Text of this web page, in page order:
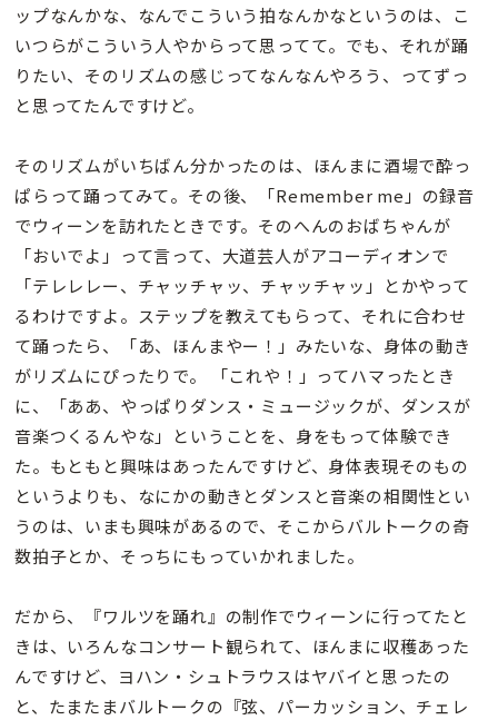
ップなんかな、なんでこういう拍なんかなというのは、こ
いつらがこういう人やからって思ってて。でも、それが踊
りたい、そのリズムの感じってなんなんやろう、ってずっ
と思ってたんですけど。
そのリズムがいちばん分かったのは、ほんまに酒場で酔っ
ぱらって踊ってみて。その後、「Remember me」の録音
でウィーンを訪れたときです。そのへんのおばちゃんが
「おいでよ」って言って、大道芸人がアコーディオンで
「テレレレー、チャッチャッ、チャッチャッ」とかやって
るわけですよ。ステップを教えてもらって、それに合わせ
て踊ったら、「あ、ほんまやー！」みたいな、身体の動き
がリズムにぴったりで。 「これや！」ってハマったとき
に、「ああ、やっぱりダンス・ミュージックが、ダンスが
音楽つくるんやな」ということを、身をもって体験でき
た。もともと興味はあったんですけど、身体表現そのもの
というよりも、なにかの動きとダンスと音楽の相関性とい
うのは、いまも興味があるので、そこからバルトークの奇
数拍子とか、そっちにもっていかれました。
だから、『ワルツを踊れ』の制作でウィーンに行ってたと
きは、いろんなコンサート観られて、ほんまに収穫あった
んですけど、ヨハン・シュトラウスはヤバイと思ったの
と、たまたまバルトークの『弦、パーカッション、チェレ